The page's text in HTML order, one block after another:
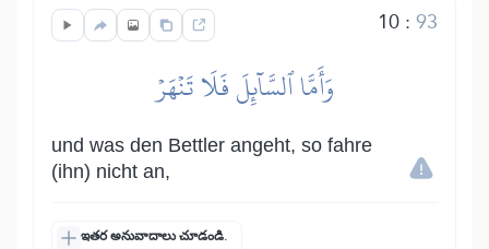
10:93
وَأَمَّا ٱلسَّآئِلَ فَلَا تَنۡهَرۡ
und was den Bettler angeht, so fahre
(ihn) nicht an,
ఇతర అనువాదాలు చూడండి.